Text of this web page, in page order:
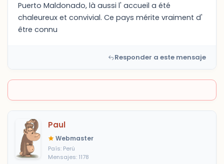
Puerto Maldonado, là aussi l' accueil a été
chaleureux et convivial. Ce pays mérite vraiment d'
être connu
Responder a este mensaje
Paul
Webmaster
País: Perú
Mensajes: 1178